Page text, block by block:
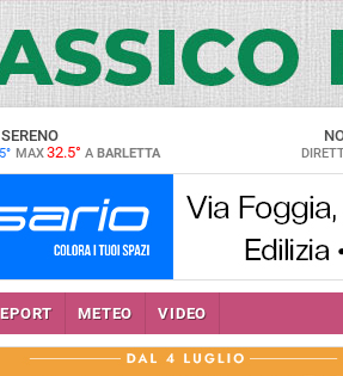
MAX32.5° A BARLETTA
METEO VIDEO